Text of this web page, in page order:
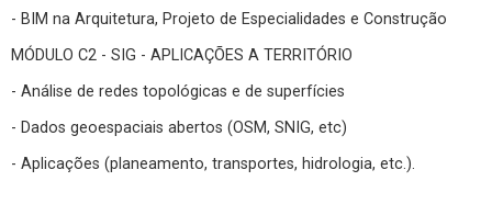
- BIM na Arquitetura, Projeto de Especialidades e Construção
MÓDULO C2 - SIG - APLICAÇÕES A TERRITÓRIO
- Análise de redes topológicas e de superfícies
- Dados geoespaciais abertos (OSM, SNIG, etc)
- Aplicações (planeamento, transportes, hidrologia, etc.).